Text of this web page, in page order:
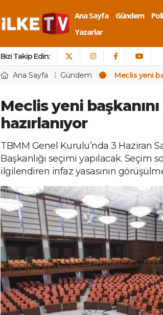
Ana Sayfa Gündem
Yazarlar
Bizi Takip Edin:
Ana Sayfa Gündem Meclis yeni
Meclis yeni
hazırlanıyor
TBMM Genel Kurulu’nda 3 Haziran
Başkanlığı seçimi yapılacak. Seçim
ilgilendiren infaz yasasının